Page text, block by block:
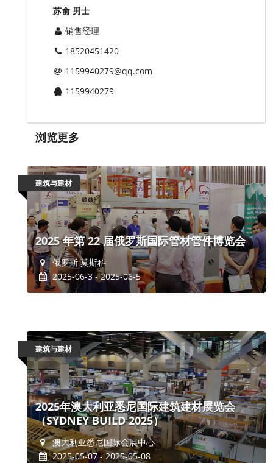
苏俞 男士
销售经理
18520451420
1159940279@qq.com
1159940279
浏览更多
建筑与建材
2025 年第 22 届俄罗斯国际管材管件博览会
俄罗斯 莫斯科
2025-06-3 - 2025-06-5
建筑与建材
2025年澳大利亚悉尼国际建筑建材展览会
（SYDNEY BUILD 2025）
澳大利亚悉尼国际会展中心
2025-05-07 - 2025-05-08